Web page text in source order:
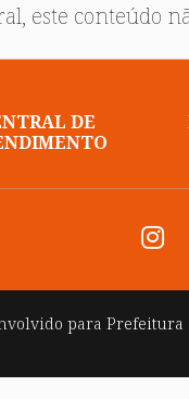
este conteúdo
DE
paraPrefeitura